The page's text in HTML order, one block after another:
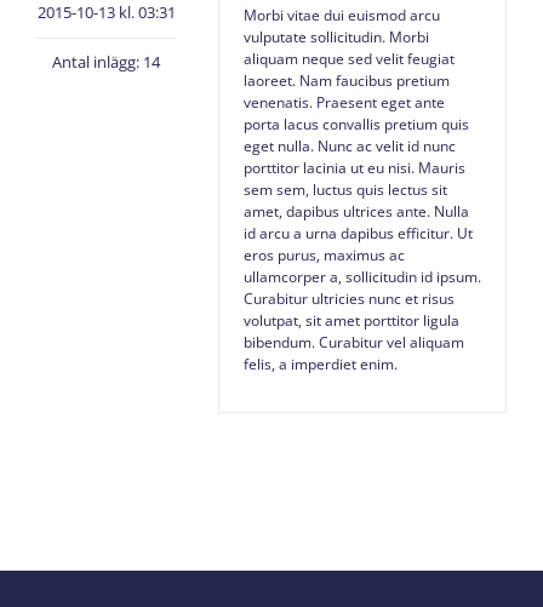
2015-10-13 kl. 03:31
Antal inlägg: 14
Morbi vitae dui euismod arcu
vulputate sollicitudin. Morbi
aliquam neque sed velit feugiat
laoreet. Nam faucibus pretium
venenatis. Praesent eget ante
porta lacus convallis pretium quis
eget nulla. Nunc ac velit id nunc
porttitor lacinia ut eu nisi. Mauris
sem sem, luctus quis lectus sit
amet, dapibus ultrices ante. Nulla
id arcu a urna dapibus efficitur. Ut
eros purus, maximus ac
ullamcorper a, sollicitudin id ipsum.
Curabitur ultricies nunc et risus
volutpat, sit amet porttitor ligula
bibendum. Curabitur vel aliquam
felis, a imperdiet enim.